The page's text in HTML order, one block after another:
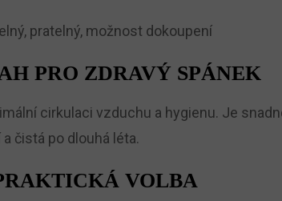
pratelný, možnost dokoupení
PRO ZDRAVÝ SPÁNEK
cirkulaci vzduchu a hygienu. Je
čistá po dlouhá léta.
VOLBA